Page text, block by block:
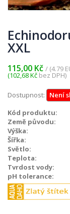
XXL
115,00 Kč / (4.79
(102,68 Kč bez DPH)
Dostupnost:
Není
Kód produktu:
Země původu:
Výška:
Šířka:
Světlo:
Teplota:
Tvrdost vody:
pH tolerance: